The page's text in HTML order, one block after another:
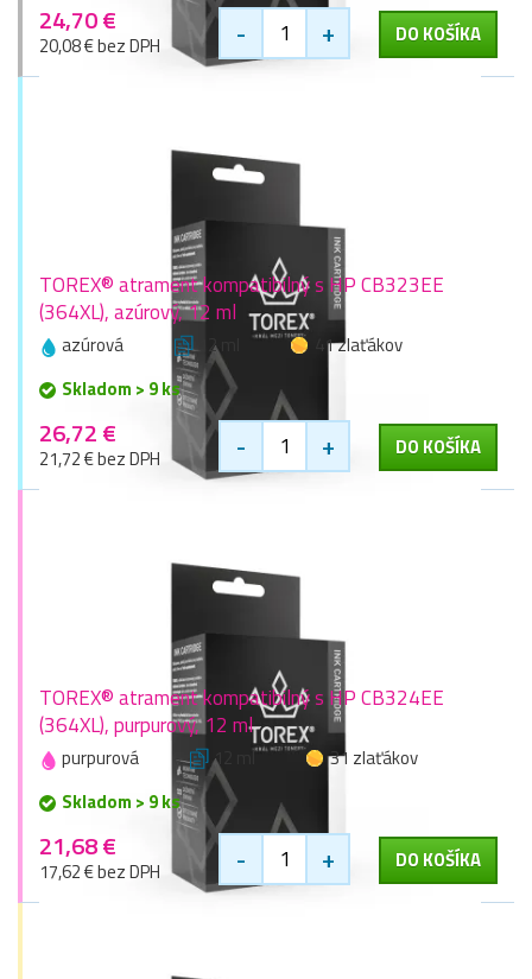
24,70 €
20,08 € bez DPH - + DO KOŠÍKA
TOREX® atrament kompatibilný s HP CB323EE
(364XL), azúrový, 12 ml
azúrová 12 ml
41 zlaťákov
Skladom > 9 ks
26,72 €
21,72 € bez DPH - + DO KOŠÍKA
TOREX® atrament kompatibilný s HP CB324EE
(364XL), purpurový, 12 ml
purpurová 12 ml
31 zlaťákov
Skladom > 9 ks
21,68 €
17,62 € bez DPH - + DO KOŠÍKA